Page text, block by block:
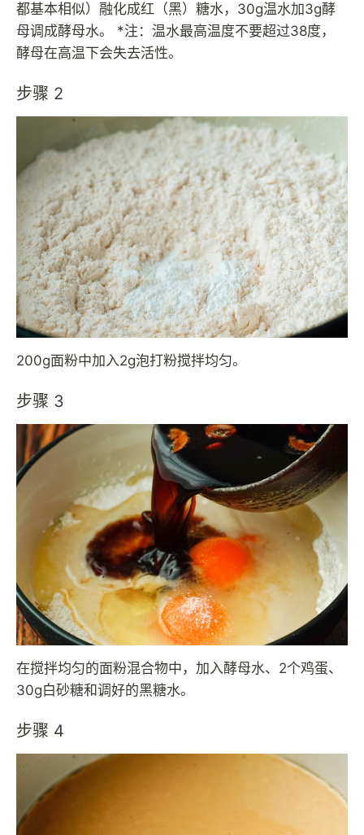
都基本相似）融化成红（黑）糖水，30g温水加3g酵
母调成酵母水。 *注：温水最高温度不要超过38度，
酵母在高温下会失去活性。
步骤 2
200g面粉中加入2g泡打粉搅拌均匀。
步骤 3
在搅拌均匀的面粉混合物中，加入酵母水、2个鸡蛋、
30g白砂糖和调好的黑糖水。
步骤 4